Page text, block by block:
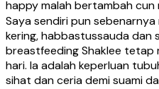
happy malah bertambah cun
Saya sendiri pun
kering, habbastussauda dan
breastfeeding Shaklee tetap
hari. Ia adalah keperluan
sihat dan ceria demi suami